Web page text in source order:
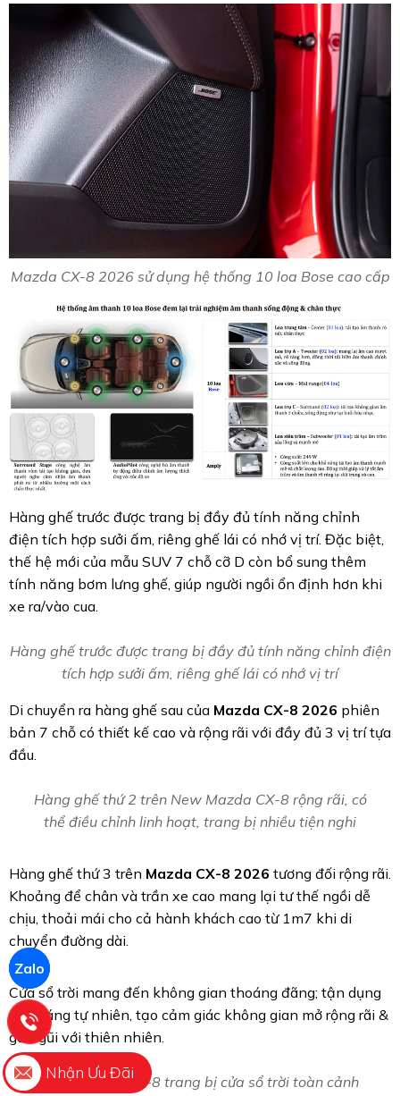
Mazda CX-8 2026 sử dụng hệ thống 10 loa Bose cao cấp
Hàng ghế trước được trang bị đầy đủ tính năng chỉnh
điện tích hợp sưởi ấm, riêng ghế lái có nhớ vị trí. Đặc biệt,
thế hệ mới của mẫu SUV 7 chỗ cỡ D còn bổ sung thêm
tính năng bơm lưng ghế, giúp người ngồi ổn định hơn khi
xe ra/vào cua.
Hàng ghế trước được trang bị đầy đủ tính năng chỉnh điện
Di chuyển ra hàng ghế sau củaMazda CX-8 2026phiên
bản 7 chỗ có thiết kế cao và rộng rãi với đầy đủ 3 vị trí tựa
đầu.
Nhận Ưu Đãi
Zalo